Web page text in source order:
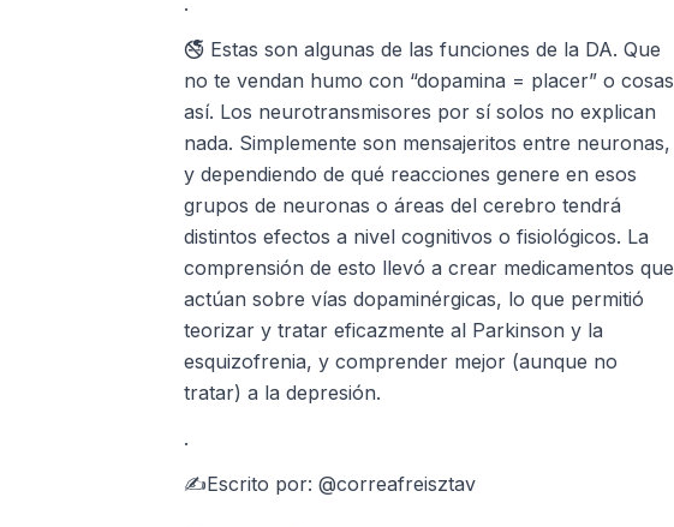
🚭 Estas son algunas de las funciones de la DA. Que
no te vendan humo con “dopamina = placer” o cosas
así. Los neurotransmisores por sí solos no explican
nada. Simplemente son mensajeritos entre neuronas,
y dependiendo de qué reacciones genere en esos
grupos de neuronas o áreas del cerebro tendrá
distintos efectos a nivel cognitivos o fisiológicos. La
comprensión de esto llevó a crear medicamentos que
actúan sobre vías dopaminérgicas, lo que permitió
teorizar y tratar eficazmente al Parkinson y la
esquizofrenia, y comprender mejor (aunque no
tratar) a la depresión.
.
✍Escrito por: @correafreisztav